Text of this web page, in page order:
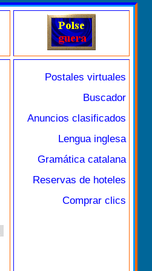
Postales virtuales
Buscador
Anuncios clasificados
Lengua inglesa
Gramática catalana
Reservas de hoteles
Comprar clics